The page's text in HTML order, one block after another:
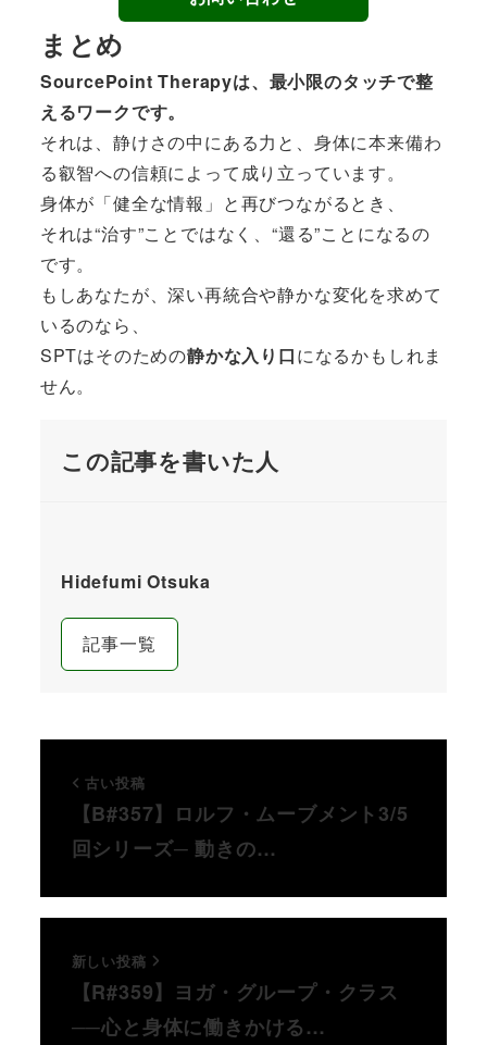
まとめ
SourcePoint Therapyは、最小限のタッチで整
えるワークです。
それは、静けさの中にある力と、身体に本来備わ
る叡智への信頼によって成り立っています。
身体が「健全な情報」と再びつながるとき、
それは“治す”ことではなく、“還る”ことになるの
です。
もしあなたが、深い再統合や静かな変化を求めて
いるのなら、
SPTはそのための静かな入り口になるかもしれま
せん。
この記事を書いた人
Hidefumi Otsuka
記事一覧
古い投稿
【B#357】ロルフ・ムーブメント3/5
回シリーズ─ 動きの…
新しい投稿
【R#359】ヨガ・グループ・クラス
──心と身体に働きかける…